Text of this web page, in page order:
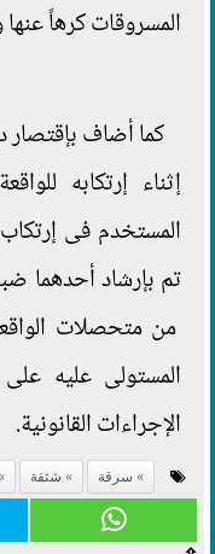
المسروقات كرهاً عنها
كما أضاف بإقتصار
إثناء إرتكابه
المستخدم فى إرتكاب
تم بإرشاد أحدهما
من متحصلات
المستولى عليه
الإجراءات القانونية.
سرقة شثقة